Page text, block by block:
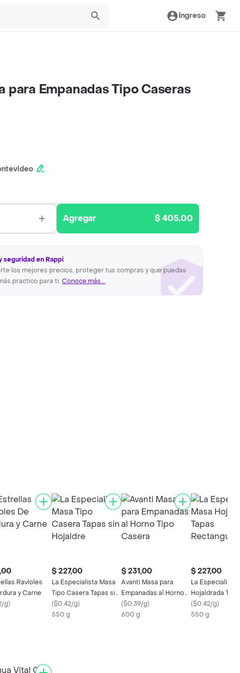
Ingreso
para Empanadas Tipo Caseras
Agregar $ 405,00
seguridad en Rappi
los mejores precios, proteger tus compras y que puedas
practico para ti. Conoce más...
Ravioles
y Carne
g)
$ 227,00
La Especialista Masa
Tipo Casera Tapas sin
Hojaldre
($0.42/g)
550 g
$ 231,00
Avanti Masa para
Empanadas al Horno
Tipo Casera
($0.39/g)
600 g
$ 227,00
La Especialista
Hojaldrada
Rectangulares
($0.42/g)
550 g